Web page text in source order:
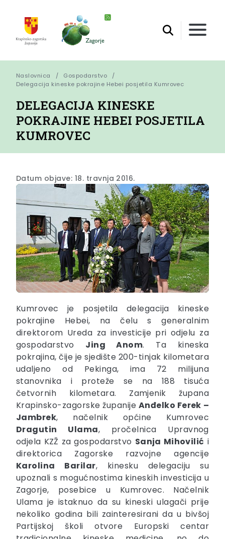
Naslovnica
Gospodarstvo
Delegacija kineske pokrajine Hebei posjetila Kumrovec
DELEGACIJA KINESKE
POKRAJINE HEBEI POSJETILA
KUMROVEC
Datum objave: 18. travnja 2016.
Kumrovec je posjetila delegacija kineske
pokrajine Hebei, na čelu s generalnim
direktorom Ureda za investicije pri odjelu za
gospodarstvo Jing Anom. Ta kineska
pokrajina, čije je sjedište 200-tinjak kilometara
udaljeno od Pekinga, ima 72 milijuna
stanovnika i proteže se na 188 tisuća
četvornih kilometara. Zamjenik župana
Krapinsko-zagorske županije Anđelko Ferek –
Jambrek, načelnik općine Kumrovec
Dragutin Ulama, pročelnica Upravnog
odjela KZŽ za gospodarstvo Sanja Mihovilić i
direktorica Zagorske razvojne agencije
Karolina Barilar, kinesku delegaciju su
upoznali s mogućnostima kineskih investicija u
Zagorje, posebice u Kumrovec. Načelnik
Ulama je istaknuo da su kineski ulagači prije
nekoliko godina bili zainteresirani da u bivšoj
Partijskoj školi otvore Europski centar